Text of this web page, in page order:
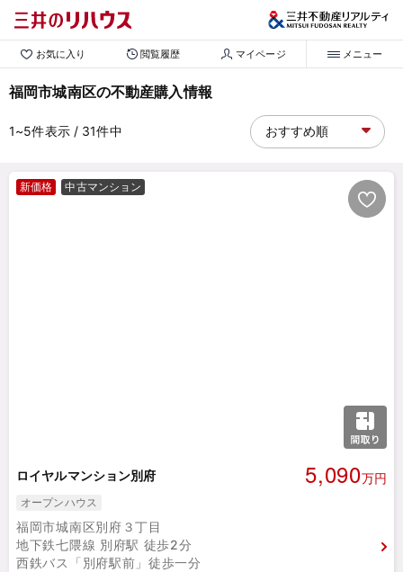
お気に入り 閲覧履歴 マイページ メニュー
福岡市城南区の不動産購入情報
1~5件表示/ 31件中
新価格 中古マンション
ロイヤルマンション別府 5,090万円
オープンハウス
福岡市城南区別府３丁目
地下鉄七隈線 別府駅 徒歩2分
西鉄バス「別府駅前」徒歩一分